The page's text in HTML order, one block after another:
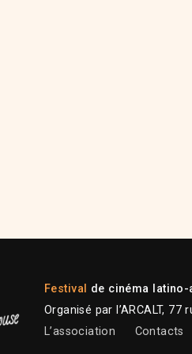
Festival de cinéma
Organisé par l’ARCALT,
L’association
Contacts